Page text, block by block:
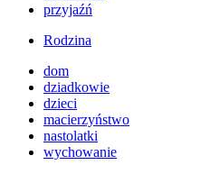
przyjaźń
Rodzina
dom
dziadkowie
dzieci
macierzyństwo
nastolatki
wychowanie